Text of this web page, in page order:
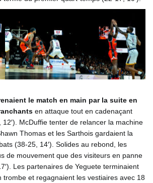
le match en main par la suite en
en attaque tout en cadenaçant
McDuffie tenter de relancer la machine
Thomas et les Sarthois gardaient la
(38-25, 14′). Solides au rebond, les
de mouvement que des visiteurs en panne
Les partenaires de Yeguete terminaient
trombe et regagnaient les vestiaires avec 18